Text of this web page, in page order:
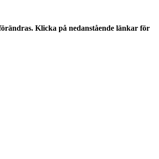
Klicka på nedanstående länkar för